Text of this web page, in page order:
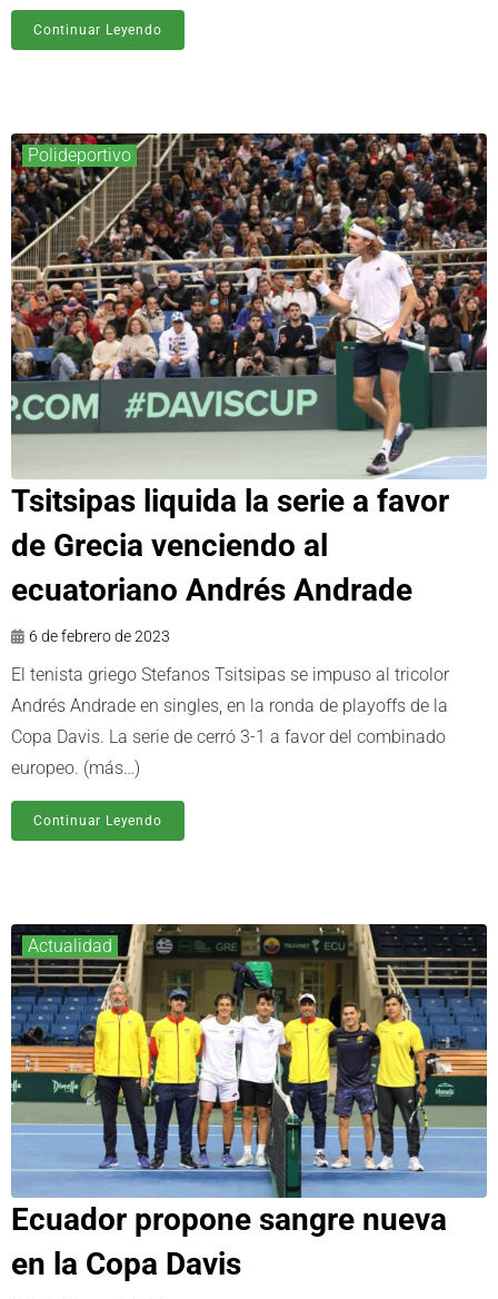
Continuar Leyendo
Polideportivo
Tsitsipas liquida la serie a favor
de Grecia venciendo al
ecuatoriano Andrés Andrade
6 de febrero de 2023
El tenista griego Stefanos Tsitsipas se impuso al tricolor
Andrés Andrade en singles, en la ronda de playoffs de la
Copa Davis. La serie de cerró 3-1 a favor del combinado
europeo. (más…)
Continuar Leyendo
Actualidad
Ecuador propone sangre nueva
en la Copa Davis